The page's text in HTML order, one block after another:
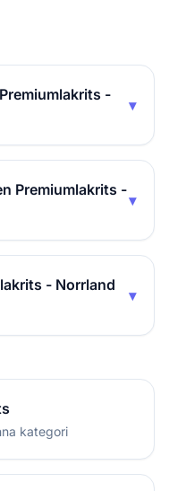
-
▾
Premiumlakrits -
▾
- Norrland
▾
kategori